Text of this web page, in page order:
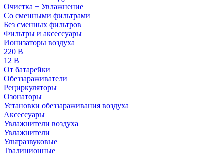
Очистка + Увлажнение
Cо сменными фильтрами
Без сменных фильтров
Фильтры и аксессуары
Ионизаторы воздуха
220 В
12 В
От батарейки
Обеззараживатели
Рециркуляторы
Озонаторы
Установки обеззараживания воздуха
Аксессуары
Увлажнители воздуха
Увлажнители
Ультразвуковые
Традиционные